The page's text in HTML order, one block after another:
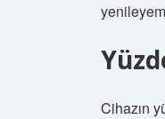
Cihazın